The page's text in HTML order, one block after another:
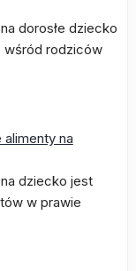
dorosłe dziecko
wśród rodziców
alimenty na
dziecko jest
w prawie